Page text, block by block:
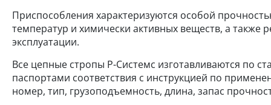
Приспособления характеризуются особой
температур и химически активных веществ, а
эксплуатации.
Все цепные стропы Р-Системс изготавливаются по
паспортами соответствия с инструкцией по
номер, тип, грузоподъемность, длина, запас